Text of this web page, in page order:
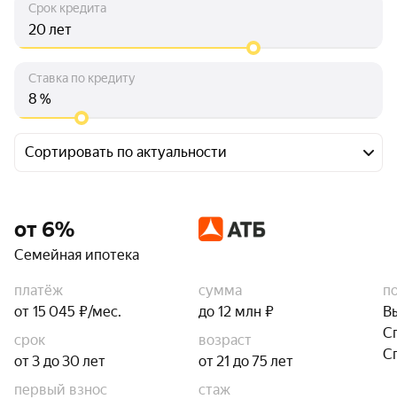
Срок кредита
лет
Ставка по кредиту
%
Сортировать по актуальности
от 6%
Семейная ипотека
платёж
от 15 045 ₽/мес.
сумма
до 12 млн ₽
срок
от 3 до 30 лет
возраст
от 21 до 75 лет
первый взнос
стаж